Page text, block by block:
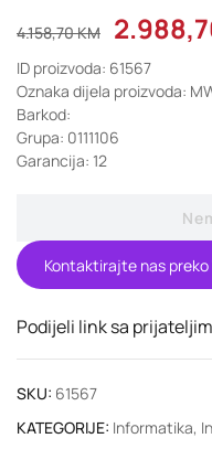
4.158,70KM
ID proizvoda: 61567
Oznaka dijela proizvoda:
Barkod:
Grupa: 0111106
Garancija: 12
Kontaktirajte nas preko
Podijeli link sa
SKU: 61567
KATEGORIJE: Informatika,